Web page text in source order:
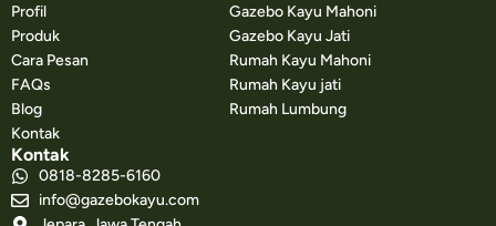
Profil
Produk
Cara Pesan
FAQs
Blog
Kontak
Gazebo Kayu Mahoni
Gazebo Kayu Jati
Rumah Kayu Mahoni
Rumah Kayu jati
Rumah Lumbung
Kontak
0818-8285-6160
info@gazebokayu.com